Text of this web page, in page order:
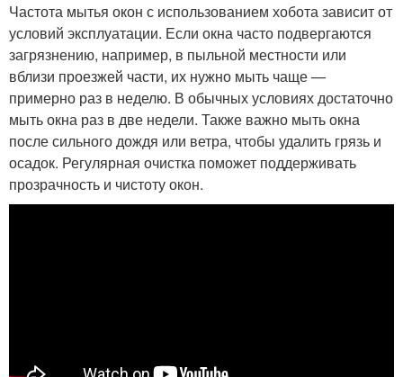
Частота мытья окон с использованием хобота зависит от
условий эксплуатации. Если окна часто подвергаются
загрязнению, например, в пыльной местности или
вблизи проезжей части, их нужно мыть чаще —
примерно раз в неделю. В обычных условиях достаточно
мыть окна раз в две недели. Также важно мыть окна
после сильного дождя или ветра, чтобы удалить грязь и
осадок. Регулярная очистка поможет поддерживать
прозрачность и чистоту окон.